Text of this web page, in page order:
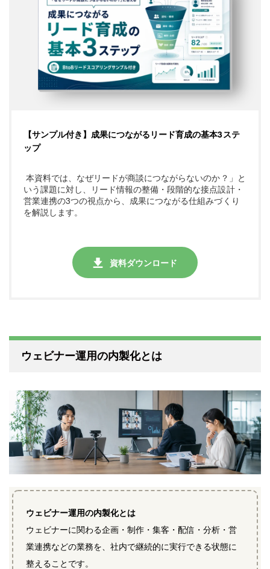
【サンプル付き】成果につながるリード育成の基本3ステ
ップ
本資料では、なぜリードが商談につながらないのか？」と
いう課題に対し、リード情報の整備・段階的な接点設計・
営業連携の3つの視点から、成果につながる仕組みづくり
を解説します。
資料ダウンロード
ウェビナー運用の内製化とは
ウェビナー運用の内製化とは
ウェビナーに関わる企画・制作・集客・配信・分析・営
業連携などの業務を、社内で継続的に実行できる状態に
整えることです。